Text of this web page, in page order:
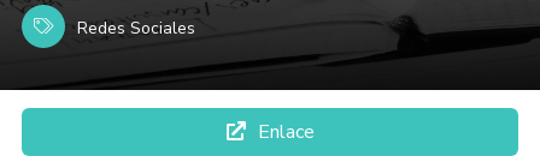
Redes Sociales
Enlace